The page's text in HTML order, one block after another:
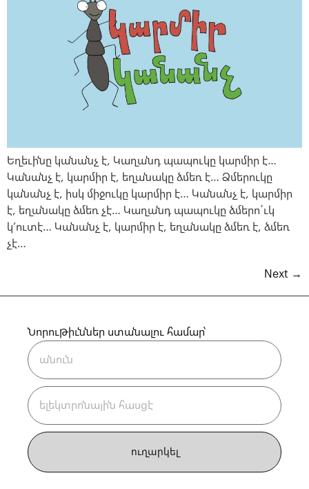
Եղեւինը կանանչ է, Կաղանդ պապուկը կարմիր է…
Կանանչ է, կարմիր է, եղանակը ձմեռ է… Ձմերուկը
կանանչ է, իսկ միջուկը կարմիր է… Կանանչ է, կարմիր
է, եղանակը ձմեռ չէ… Կաղանդ պապուկը ձմերո΄ւկ
կ’ուտէ… Կանանչ է, կարմիր է, եղանակը ձմեռ է, ձմեռ
չէ…
Next →
Նորութիւններ ստանալու համար՝
ուղարկել